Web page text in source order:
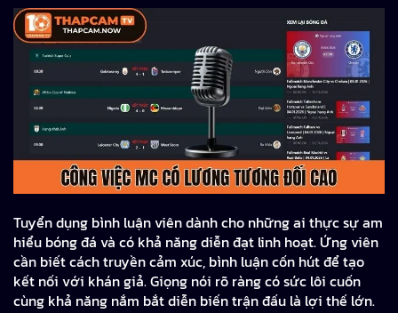
Tuyển dụng bình luận viên dành cho những ai thực sự am
hiểu bóng đá và có khả năng diễn đạt linh hoạt. Ứng viên
cần biết cách truyền cảm xúc, bình luận cốn hút để tạo
kết nối với khán giả. Giọng nói rõ ràng có sức lôi cuốn
cùng khả năng nắm bắt diễn biến trận đấu là lợi thế lớn.